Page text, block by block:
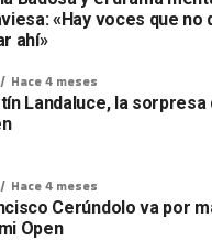
«Hay voces que no
ahí»
Hace 4 meses
Landaluce, la sorpresa
Hace 4 meses
Cerúndolo va por
Open